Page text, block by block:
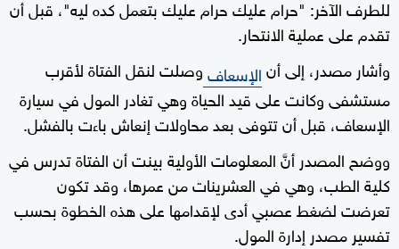
للطرف الآخر: "حرام عليك حرام عليك بتعمل كده ليه"، قبل أن
تقدم على عملية الانتحار.
وأشار مصدر، إلى أنالإسعافوصلت لنقل الفتاة لأقرب
مستشفى وكانت على قيد الحياة وهي تغادر المول في سيارة
الإسعاف، قبل أن تتوفى بعد محاولات إنعاش باءت بالفشل.
ووضح المصدر أنَّ المعلومات الأولية بينت أن الفتاة تدرس في
كلية الطب، وهي في العشرينات من عمرها، وقد تكون
تعرضت لضغط عصبي أدى لإقدامها على هذه الخطوة بحسب
تفسير مصدر إدارة المول.